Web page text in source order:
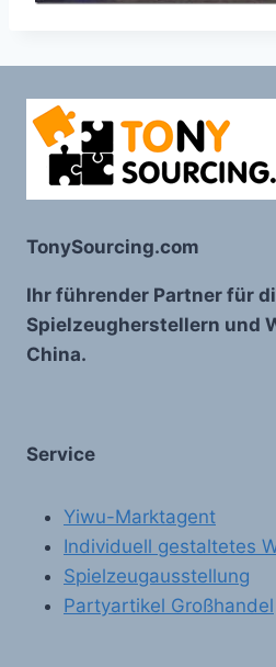
TonySourcing.com
Ihr führender Partner für
Spielzeugherstellern und
China.
Service
Yiwu-Marktagent
Individuell gestaltetes
Spielzeugausstellung
Partyartikel Großhandel